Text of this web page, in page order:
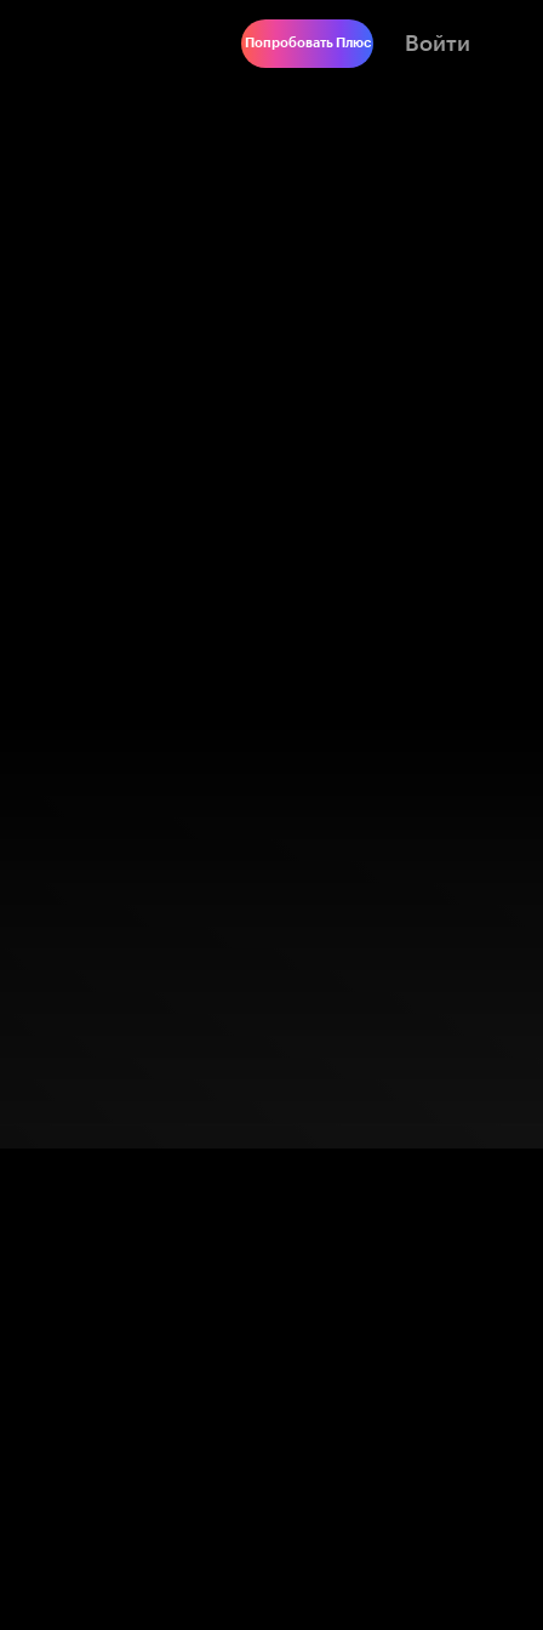
Попробовать Плюс Войти